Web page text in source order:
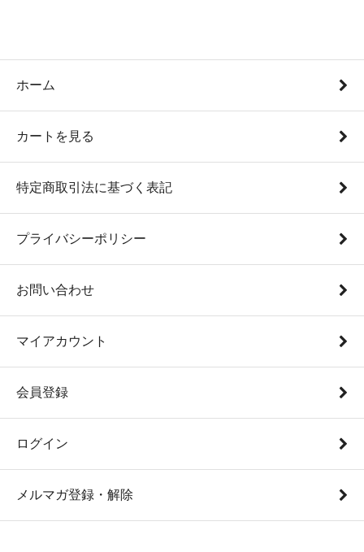
ホーム
カートを見る
特定商取引法に基づく表記
プライバシーポリシー
お問い合わせ
マイアカウント
会員登録
ログイン
メルマガ登録・解除